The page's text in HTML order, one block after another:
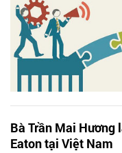
Bà Trần Mai Hương
Eaton tại Việt Nam